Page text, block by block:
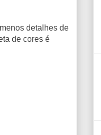
detalhes de
de cores é